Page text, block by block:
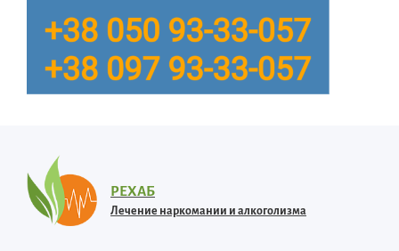
РЕХАБ
Лечение наркомании и алкоголизма